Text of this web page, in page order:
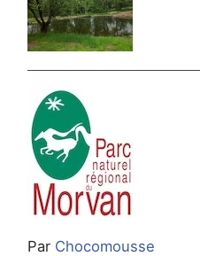
Par Chocomousse